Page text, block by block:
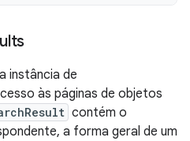
instância de
às páginas de objetos
contém o
a forma geral de um